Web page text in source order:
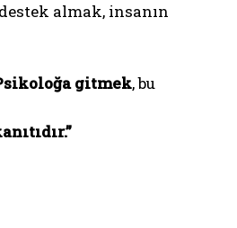
almak, insanın
gitmek, bu